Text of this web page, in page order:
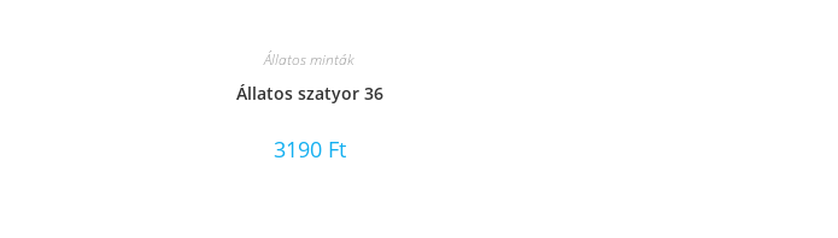
Állatos minták
Állatos szatyor 36
3190 Ft